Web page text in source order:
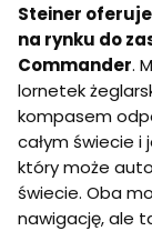
Steiner
na rynku do
Commander.
lornetek
kompasem
całym świecie
który może
świecie. Oba
nawigację, ale